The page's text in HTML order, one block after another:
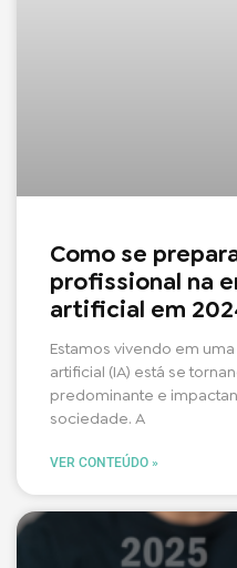
Como se
profissional na
artificial em
Estamos vivendo em
artificial (IA) está se
predominante e
sociedade. A
VER CONTEÚDO »